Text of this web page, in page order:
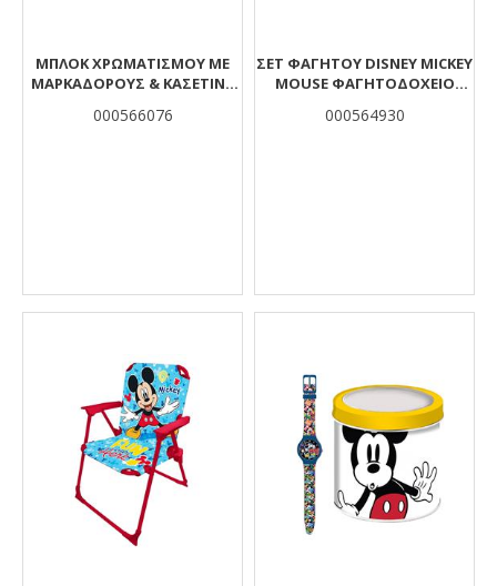
ΜΠΛΟΚ ΧΡΩΜΑΤΙΣΜΟΥ ΜΕ
ΜΑΡΚΑΔΟΡΟΥΣ & ΚΑΣΕΤΙΝΑ
000566076
ΣΕΤ ΦΑΓΗΤΟΎ DISNEY MICKEY
MOUSE ΦΑΓΗΤΟΔΟΧΕΊΟ
500ML
000564930